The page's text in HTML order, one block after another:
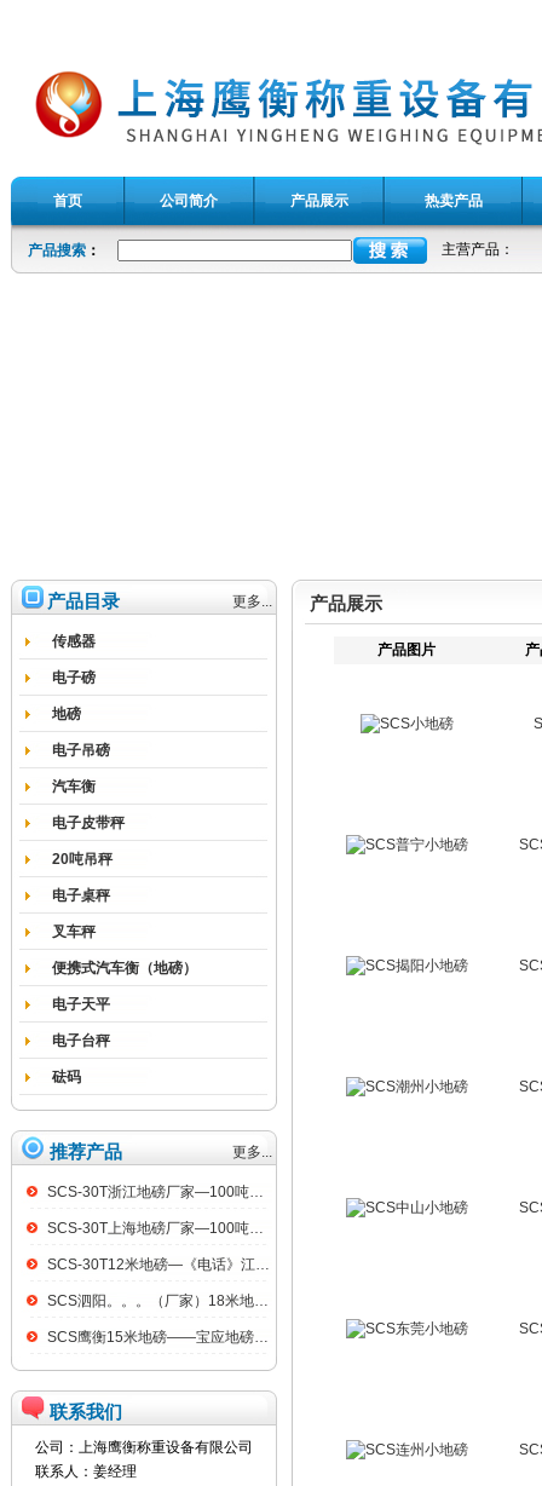
首页 公司简介 产品展示 热卖产品
产品搜索 ： 主营产品：
产品目录 更多...
传感器
电子磅
地磅
电子吊磅
汽车衡
电子皮带秤
20吨吊秤
电子桌秤
叉车秤
便携式汽车衡（地磅）
电子天平
电子台秤
砝码
推荐产品 更多...
SCS-30T浙江地磅厂家—100吨汽车衡
SCS-30T上海地磅厂家—100吨汽车衡
SCS-30T12米地磅—《电话》江阴100吨地磅
SCS泗阳。。。（厂家）18米地磅（低价）
SCS鹰衡15米地磅——宝应地磅销售点
联系我们
公司：上海鹰衡称重设备有限公司
联系人：姜经理
产品展示
产品图片